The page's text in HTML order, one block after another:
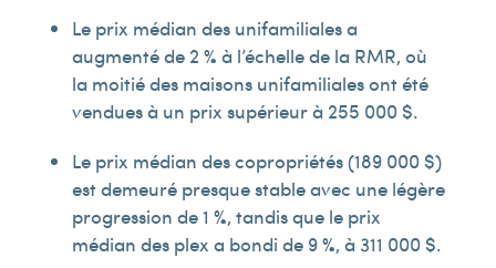
Le prix médian des unifamiliales a
augmenté de 2 % à l’échelle de la RMR, où
la moitié des maisons unifamiliales ont été
vendues à un prix supérieur à 255 000 $.
Le prix médian des copropriétés (189 000 $)
est demeuré presque stable avec une légère
progression de 1 %, tandis que le prix
médian des plex a bondi de 9 %, à 311 000 $.